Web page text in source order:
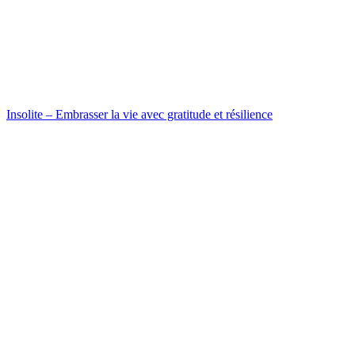
Insolite – Embrasser la vie avec gratitude et résilience